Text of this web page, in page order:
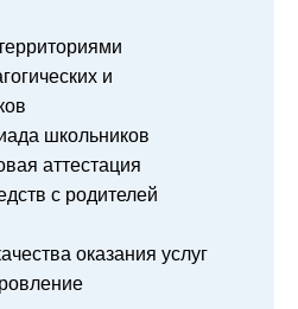
и
школьников
аттестация
с родителей
оказания услуг